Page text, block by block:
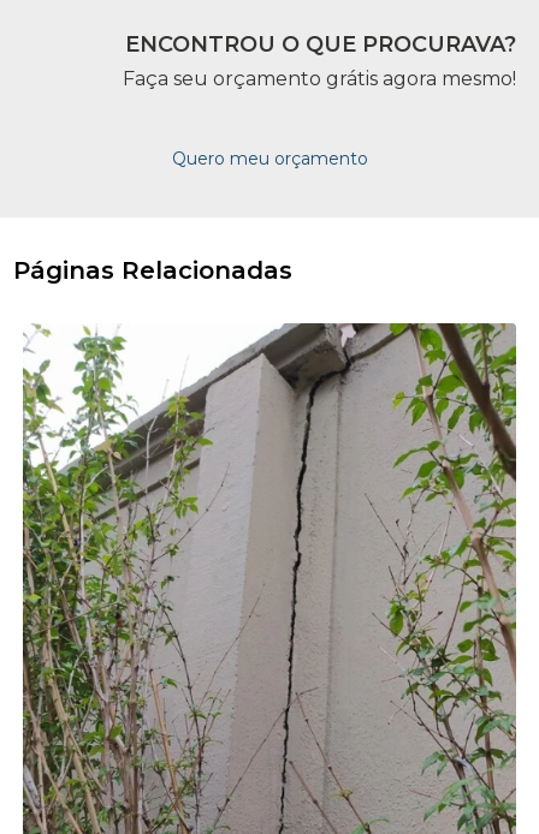
ENCONTROU O QUE PROCURAVA?
Faça seu orçamento grátis agora mesmo!
Quero meu orçamento
Páginas Relacionadas